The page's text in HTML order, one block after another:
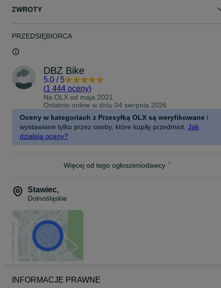
ZWROTY
PRZEDSIĘBIORCA
DBZ Bike
5.0 / 5
(1 444 oceny)
Na OLX od maja 2021
Ostatnio online w dniu 04 sierpnia 2026
Oceny w kategoriach z Przesyłką OLX są weryfikowane i
wystawiane tylko przez osoby, które kupiły przedmiot. Jak
działają oceny?
Więcej od tego ogłoszeniodawcy
Stawiec,
Dolnośląskie
INFORMACJE PRAWNE